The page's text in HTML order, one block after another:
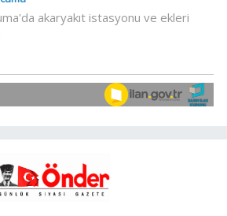
13:45Kayseri Uluslarası Kültepe
13:30
etkinlikler peşpeşe yapıldı